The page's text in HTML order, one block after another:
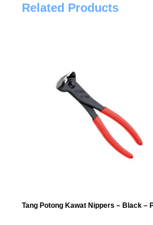
Related Products
Tang Potong Kawat Nippers – Black –